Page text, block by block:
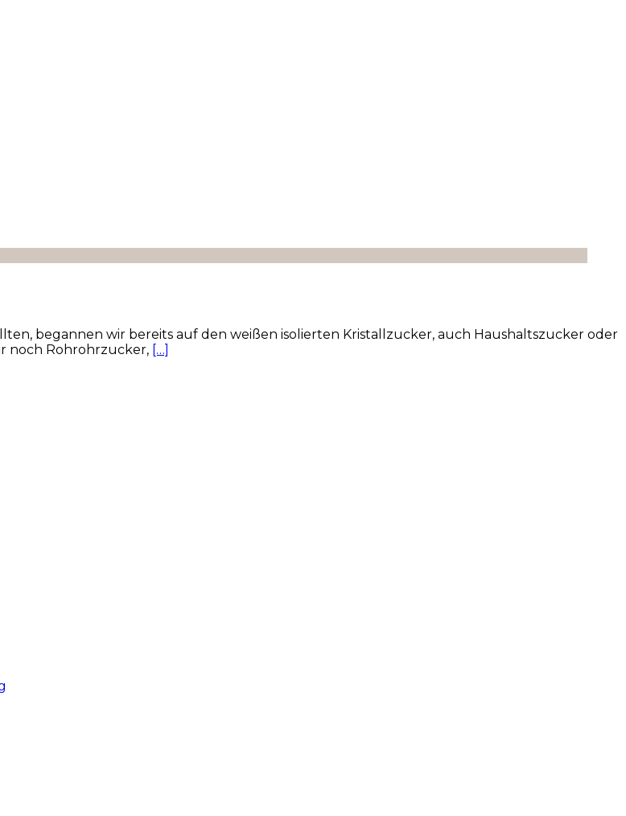
begannen wir bereits auf den weißen isolierten Kristallzucker, auch Haushaltszucker oder
noch Rohrohrzucker, […]